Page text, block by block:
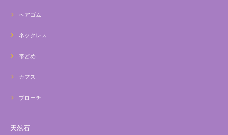
ヘアゴム
ネックレス
帯どめ
カフス
ブローチ
天然石